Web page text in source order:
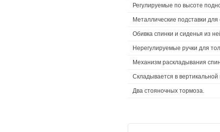
Регулируемые по высоте
Металлические подставки для
Обивка спинки и сиденья из
Нерегулируемые ручки для
Механизм раскладывания
Складывается в вертикальной
Два стояночных тормоза.